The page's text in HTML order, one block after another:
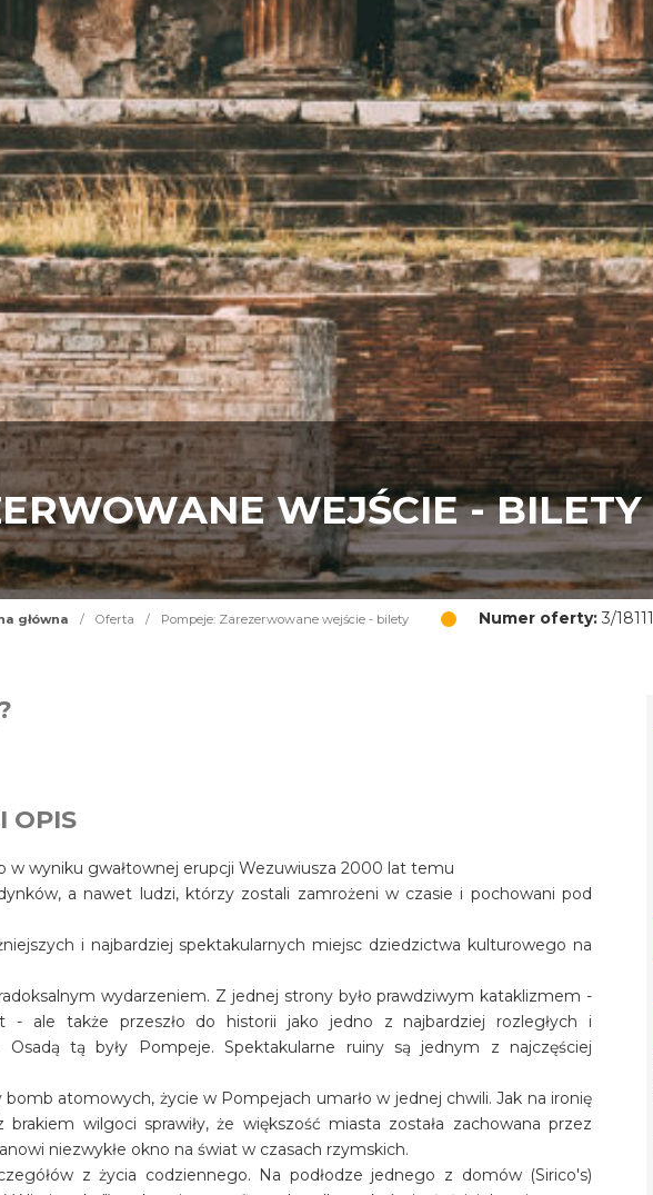
WEJŚCIE - BILETY
główna / Oferta / Pompeje: Zarezerwowane wejście - bilety Numer oferty:3/18111
OPIS
w wyniku gwałtownej erupcji Wezuwiusza 2000 lat temu
a nawet ludzi, którzy zostali zamrożeni w czasie i pochowani pod
i najbardziej spektakularnych miejsc dziedzictwa kulturowego na
wydarzeniem. Z jednej strony było prawdziwym kataklizmem -
- ale także przeszło do historii jako jedno z najbardziej rozległych i
Osadą tą były Pompeje. Spektakularne ruiny są jednym z najczęściej
bomb atomowych, życie w Pompejach umarło w jednej chwili. Jak na ironię
wilgoci sprawiły, że większość miasta została zachowana przez
niezwykłe okno na świat w czasach rzymskich.
z życia codziennego. Na podłodze jednego z domów (Sirico's)